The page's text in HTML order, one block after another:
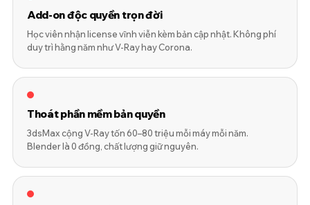
Add-on độc quyền trọn đời
Học viên nhận license vĩnh viễn kèm bản cập nhật. Không phí
duy trì hằng năm như V-Ray hay Corona.
Thoát phần mềm bản quyền
3dsMax cộng V-Ray tốn 60–80 triệu mỗi máy mỗi năm.
Blender là 0 đồng, chất lượng giữ nguyên.